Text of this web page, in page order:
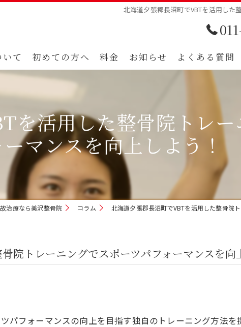
北海道夕張郡長沼町でVBTを活用した
て 初めての方へ 料金 お知らせ よくある質問
を活用した整骨院トレ
ーマンスを向上しよう！
治療なら美沢整骨院 コラム 北海道夕張郡長沼町でVBTを活用した整骨院
院トレーニングでスポーツパフォーマンスを向
パフォーマンスの向上を目指す独自のトレーニング方法を